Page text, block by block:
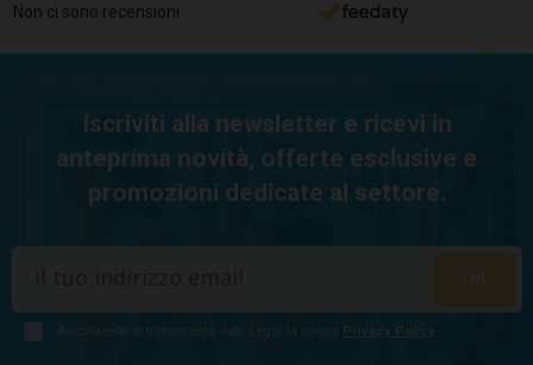
Non ci sono recensioni
Iscriviti alla newsletter e ricevi in
anteprima novità, offerte esclusive e
promozioni dedicate al settore.
Acconsento al trattamento dati. Leggi la nostra Privacy Policy